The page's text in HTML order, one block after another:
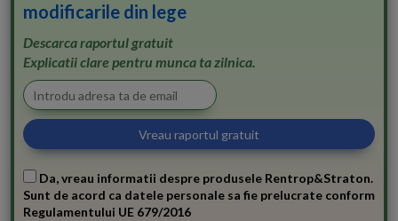
modificarile din lege
Descarca raportul gratuit
Explicatii clare pentru munca ta zilnica.
Da, vreau informatii despre produsele Rentrop&Straton.
Sunt de acord ca datele personale sa fie prelucrate conform
Regulamentului UE 679/2016